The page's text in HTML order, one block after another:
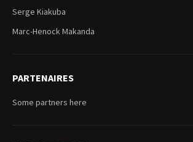
Serge Kiakuba
Marc-Henock Makanda
PARTENAIRES
Some partners here